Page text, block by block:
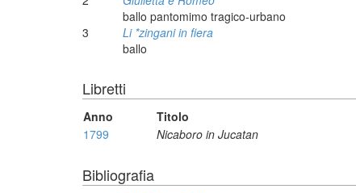
ballo pantomimo tragico-urbano
3
Li *zingani in fiera
ballo
Libretti
Anno Titolo
1799
Nicaboro in Jucatan
Bibliografia